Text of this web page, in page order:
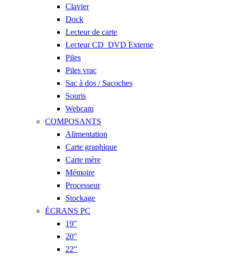
Clavier
Dock
Lecteur de carte
Lecteur CD_DVD Externe
Piles
Piles vrac
Sac à dos / Sacoches
Souris
Webcam
COMPOSANTS
Alimentation
Carte graphique
Carte mère
Mémoire
Processeur
Stockage
ÉCRANS PC
19″
20″
22″